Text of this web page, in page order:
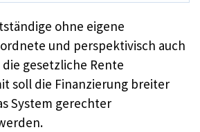
ohne eigene
und perspektivisch auch
gesetzliche Rente
soll die Finanzierung breiter
System gerechter